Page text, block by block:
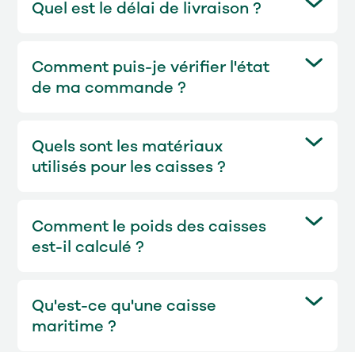
construction de caisses KIWI, ce
Quel est le délai de livraison ?
ouvrables.
Comment puis-je vérifier l'état
de ma commande ?
via My AXXUM sur notre site web.
Quels sont les matériaux
utilisés pour les caisses ?
en OSB, selon la variante choisie.
Comment le poids des caisses
est-il calculé ?
dimensions utilisés. Pour plus de
détails, consultez les spécifications
Qu'est-ce qu'une caisse
maritime ?